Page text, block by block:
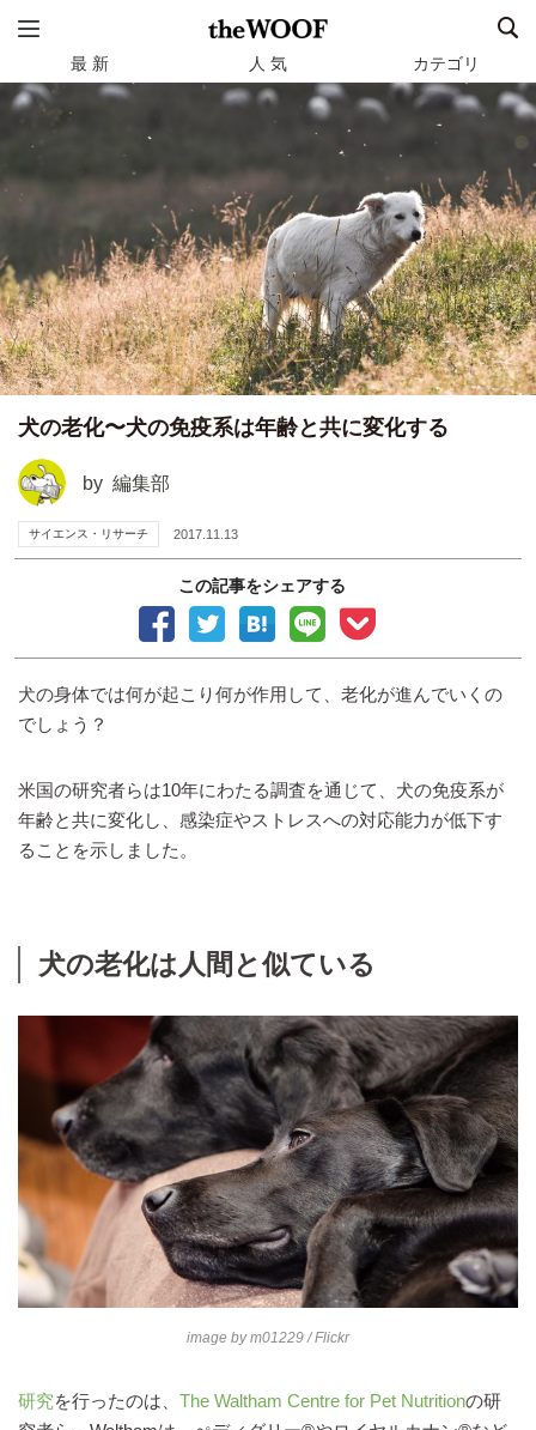
最 新 人 気 カテゴリ
犬の老化〜犬の免疫系は年齢と共に変化する
by 編集部
サイエンス・リサーチ 2017.11.13
この記事をシェアする
犬の身体では何が起こり何が作用して、老化が進んでいくの
でしょう？
米国の研究者らは10年にわたる調査を通じて、犬の免疫系が
年齢と共に変化し、感染症やストレスへの対応能力が低下す
ることを示しました。
犬の老化は人間と似ている
image bym01229 / Flickr
研究を行ったのは、 The Waltham Centre for Pet Nutritionの研